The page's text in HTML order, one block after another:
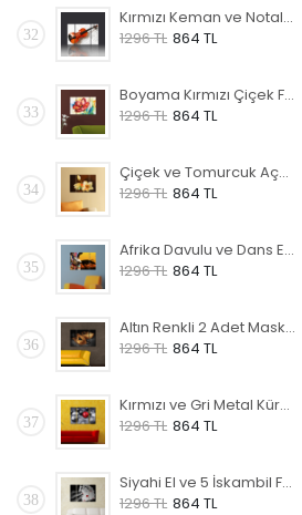
32
Kırmızı Keman ve Notalar Forex Tablo
1296 TL 864 TL
33
Boyama Kırmızı Çiçek Forex Tablo
1296 TL 864 TL
34
Çiçek ve Tomurcuk Açmış Manolya Forex Tablo
1296 TL 864 TL
35
Afrika Davulu ve Dans Eden Siyahi Forex Tablo
1296 TL 864 TL
36
Altın Renkli 2 Adet Maske Forex Tablo
1296 TL 864 TL
37
Kırmızı ve Gri Metal Küreler Forex Tablo
1296 TL 864 TL
38
Siyahi El ve 5 İskambil Forex Tablo
1296 TL 864 TL